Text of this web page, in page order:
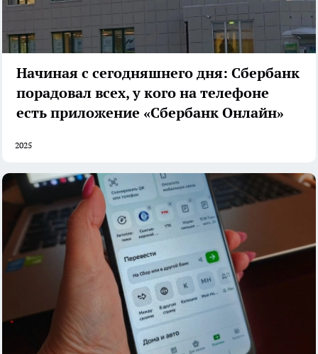
Начиная с сегодняшнего дня: Сбербанк
порадовал всех, у кого на телефоне
есть приложение «Сбербанк Онлайн»
2025